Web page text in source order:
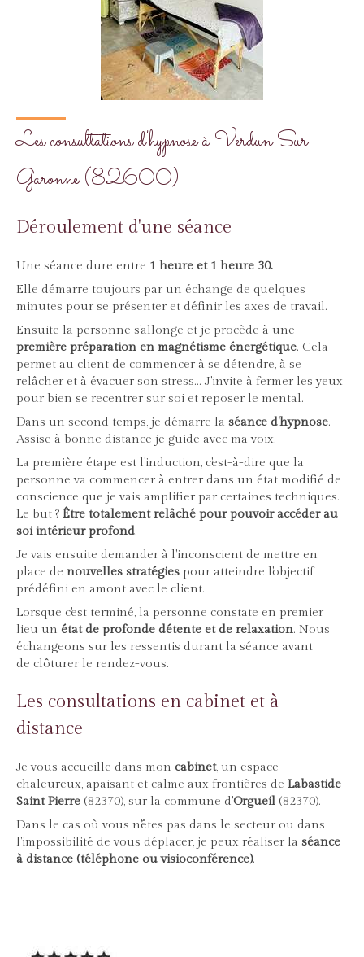
Les consultations d'hypnose à Verdun Sur
Garonne (82600)
Déroulement d'une séance
Une séance dure entre 1 heure et 1 heure 30.
Elle démarre toujours par un échange de quelques
minutes pour se présenter et définir les axes de travail.
Ensuite la personne s'allonge et je procède à une
première préparation en magnétisme énergétique. Cela
permet au client de commencer à se détendre, à se
relâcher et à évacuer son stress... J'invite à fermer les yeux
pour bien se recentrer sur soi et reposer le mental.
Dans un second temps, je démarre la séance d'hypnose.
Assise à bonne distance je guide avec ma voix.
La première étape est l'induction, c'est-à-dire que la
personne va commencer à entrer dans un état modifié de
conscience que je vais amplifier par certaines techniques.
Le but ? Être totalement relâché pour pouvoir accéder au
soi intérieur profond.
Je vais ensuite demander à l'inconscient de mettre en
place de nouvelles stratégies pour atteindre l'objectif
prédéfini en amont avec le client.
Lorsque c'est terminé, la personne constate en premier
lieu un état de profonde détente et de relaxation. Nous
échangeons sur les ressentis durant la séance avant
de clôturer le rendez-vous.
Les consultations en cabinet et à
distance
Je vous accueille dans mon cabinet, un espace
chaleureux, apaisant et calme aux frontières de Labastide
Saint Pierre (82370), sur la commune d'Orgueil (82370).
Dans le cas où vous n'êtes pas dans le secteur ou dans
l'impossibilité de vous déplacer, je peux réaliser la séance
à distance (téléphone ou visioconférence).